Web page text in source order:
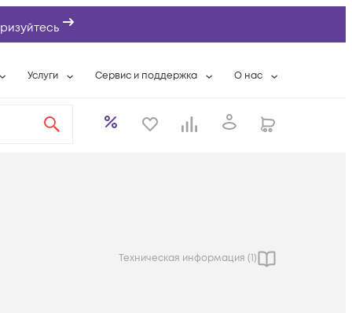
Услуги
Расширенная гарантия
Сервис и поддержка
Разовые выездные работы
О нас
Контактная
Техническая информация (1)